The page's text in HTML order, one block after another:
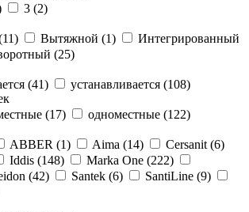
3 (2)
11) Вытяжной (1)
Интегрированный
(25)
(41) устанавливается (108)
(17) одноместные (122)
ABBER (1) Aima (14) Cersanit (6)
Iddis (148) Marka One (222)
(42) Santek (6) SantiLine (9)